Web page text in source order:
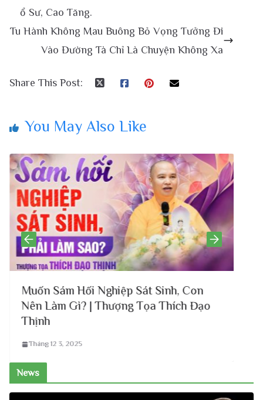
ổ Sư, Cao Tăng.
Tu Hành Không Mau Buông Bỏ Vọng Tưởng Đi
Vào Đường Tà Chỉ Là Chuyện Không Xa
Share This Post:
You May Also Like
Sám Hối Nghiệp Sát Sinh, Con
Gì? | Thượng Tọa Thích Đạo
12 3, 2025
News